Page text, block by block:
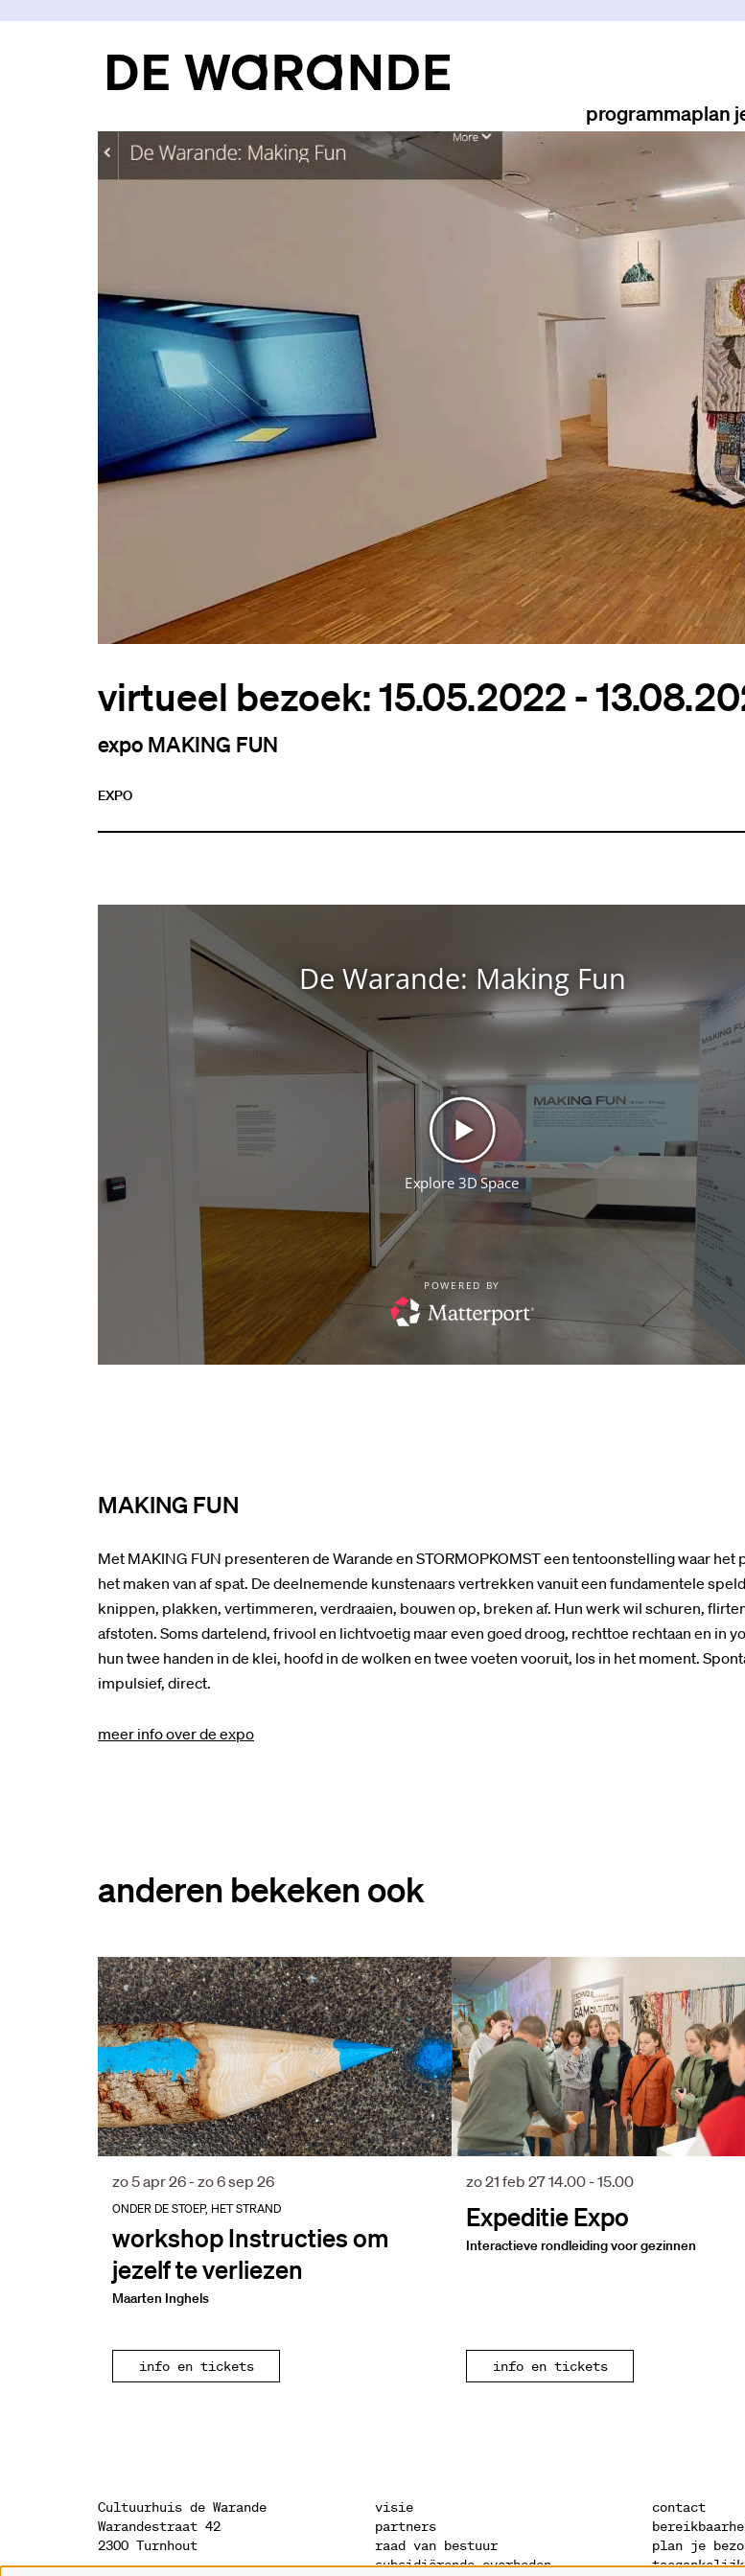
programmaplan
virtueel bezoek: 15.05.2022 -
expo MAKING FUN
EXPO
MAKING FUN
Met MAKING FUN presenteren de Warande en STORMOPKOMST een tentoonstelling waar het
het maken van af spat. De deelnemende kunstenaars vertrekken vanuit een fundamentele
knippen, plakken, vertimmeren, verdraaien, bouwen op, breken af. Hun werk wil schuren,
afstoten. Soms dartelend, frivool en lichtvoetig maar even goed droog, rechttoe rechtaan en in
hun twee handen in de klei, hoofd in de wolken en twee voeten vooruit, los in het moment.
impulsief, direct.
meer info over de expo
anderen bekeken ook
workshop Instructies om
jezelf te verliezen
Maarten Inghels
ONDER DE STOEP, HET STRAND
zo 5 apr 26-zo 6 sep 26
info en tickets
Expeditie Expo
Interactieve rondleiding voor gezinnen
zo 21 feb 2714.00 - 15.00
info en tickets
Cultuurhuis de Warande
Warandestraat 42
2300 Turnhout
visie
partners
raad van bestuur
subsidiërende overheden
contact
plan je